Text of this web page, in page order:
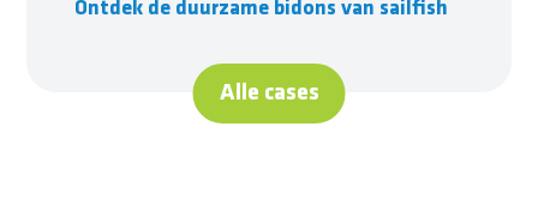
Ontdek de duurzame bidons van sailfish
Alle cases